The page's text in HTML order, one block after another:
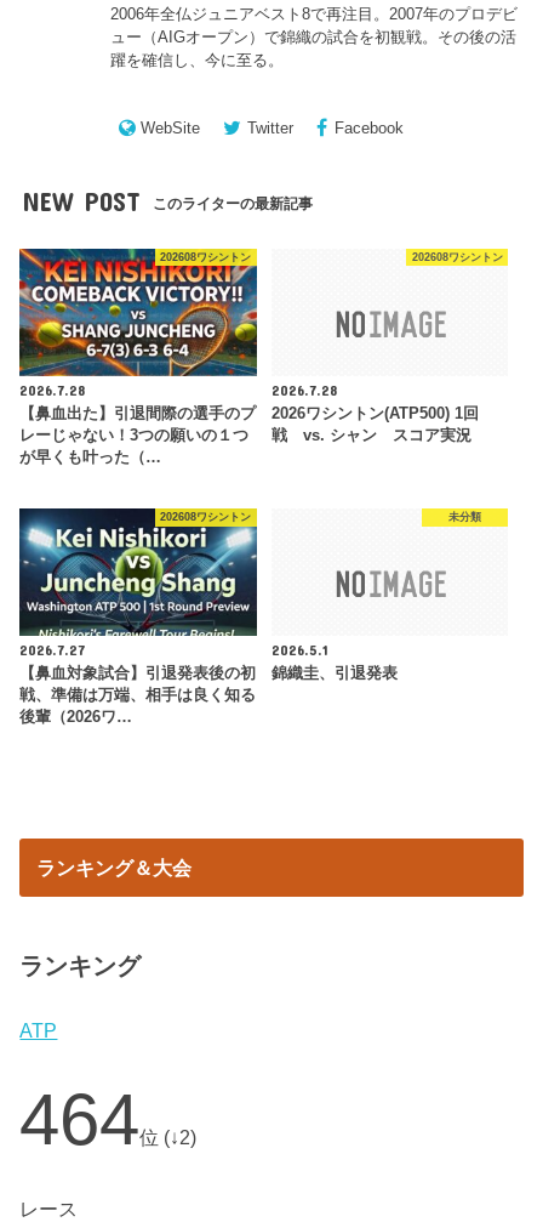
2006年全仏ジュニアベスト8で再注目。2007年のプロデビ
ュー（AIGオープン）で錦織の試合を初観戦。その後の活
躍を確信し、今に至る。
WebSite Twitter Facebook
NEW POST このライターの最新記事
202608ワシントン
2026.7.28
【鼻血出た】引退間際の選手のプ
レーじゃない！3つの願いの１つ
が早くも叶った（…
202608ワシントン
2026.7.28
2026ワシントン(ATP500) 1回
戦 vs. シャン スコア実況
202608ワシントン
2026.7.27
【鼻血対象試合】引退発表後の初
戦、準備は万端、相手は良く知る
後輩（2026ワ…
未分類
2026.5.1
錦織圭、引退発表
ランキング＆大会
ランキング
ATP
464位 (↓2)
レース